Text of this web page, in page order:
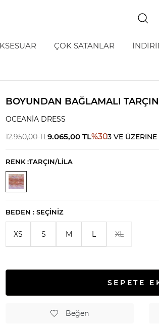
ÇOK SATANLAR
BOYUNDAN BAĞLAMALI
OCEANIA DRESS
12.950,00TL9.065,00 TL%303 VE ÜZERİNE
RENK :TARÇIN/LİLA
BEDEN :SEÇINIZ
XS S M L XL
SEPETE
Beğen